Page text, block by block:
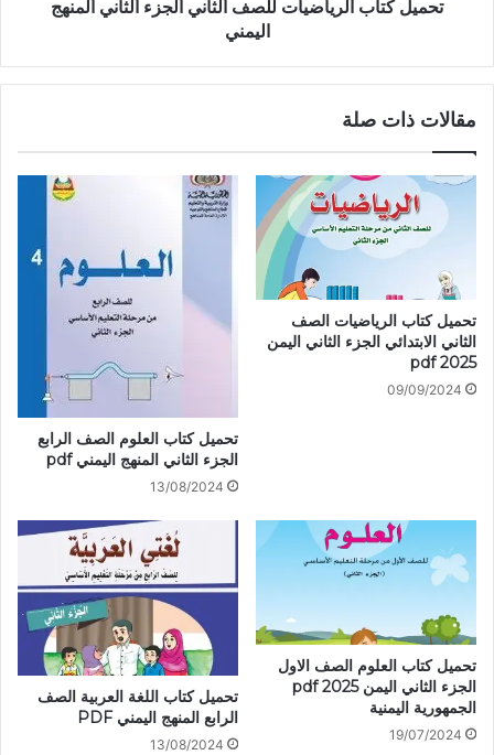
تحميل كتاب الرياضيات للصف الثاني الجزء الثاني المنهج
اليمني
مقالات ذات صلة
تحميل كتاب الرياضيات الصف
الثاني الابتدائي الجزء الثاني اليمن
2025 pdf
09/09/2024
تحميل كتاب العلوم الصف الرابع
الجزء الثاني المنهج اليمني pdf
13/08/2024
تحميل كتاب العلوم الصف الاول
الجزء الثاني اليمن 2025 pdf
الجمهورية اليمنية
19/07/2024
تحميل كتاب اللغة العربية الصف
الرابع المنهج اليمني PDF
13/08/2024